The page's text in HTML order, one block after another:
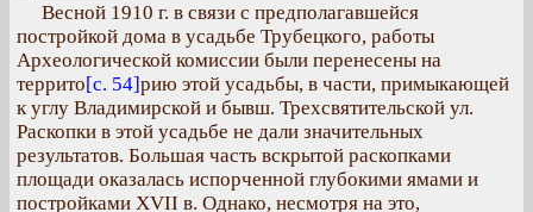
Весной 1910 г. в связи с предполагавшейся
постройкой дома в усадьбе Трубецкого, работы
Археологической комиссии были перенесены на
террито[с. 54]рию этой усадьбы, в части, примыкающей
к углу Владимирской и бывш. Трехсвятительской ул.
Раскопки в этой усадьбе не дали значительных
результатов. Большая часть вскрытой раскопками
площади оказалась испорченной глубокими ямами и
постройками XVII в. Однако, несмотря на это,